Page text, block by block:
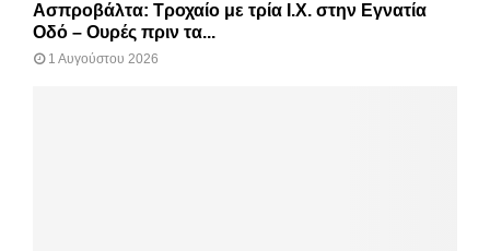
Ασπροβάλτα: Τροχαίο με τρία Ι.Χ. στην Εγνατία
Οδό – Ουρές πριν τα...
1 Αυγούστου 2026